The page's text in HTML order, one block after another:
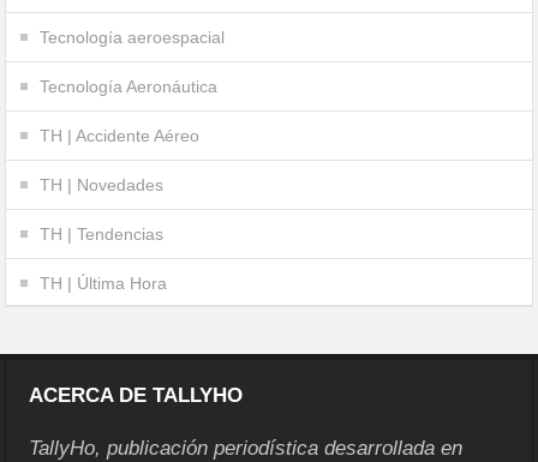
Tecnología aeroespacial
Tecnología Aeronáutica
TH | Accidente Aéreo
TH | Novedades
TH | Tendencias
TH | Última Hora
ACERCA DE TALLYHO
TallyHo, publicación periodística desarrollada en